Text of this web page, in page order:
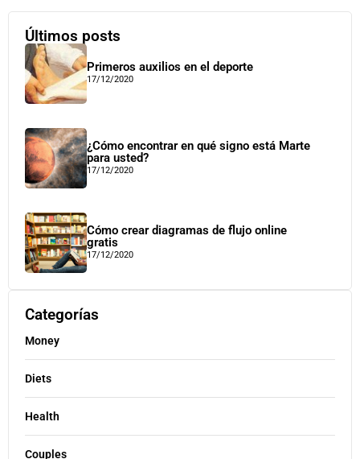
Últimos posts
Primeros auxilios en el deporte
17/12/2020
¿Cómo encontrar en qué signo está Marte
para usted?
17/12/2020
Cómo crear diagramas de flujo online
gratis
17/12/2020
Categorías
Money
Diets
Health
Couples